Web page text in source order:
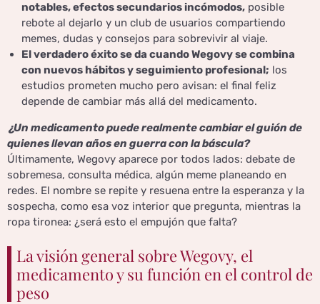
notables, efectos secundarios incómodos, posible
rebote al dejarlo y un club de usuarios compartiendo
memes, dudas y consejos para sobrevivir al viaje.
El verdadero éxito se da cuando Wegovy se combina
con nuevos hábitos y seguimiento profesional; los
estudios prometen mucho pero avisan: el final feliz
depende de cambiar más allá del medicamento.
¿Un medicamento puede realmente cambiar el guión de
quienes llevan años en guerra con la báscula?
Últimamente, Wegovy aparece por todos lados: debate de
sobremesa, consulta médica, algún meme planeando en
redes. El nombre se repite y resuena entre la esperanza y la
sospecha, como esa voz interior que pregunta, mientras la
ropa tironea: ¿será esto el empujón que falta?
La visión general sobre Wegovy, el
medicamento y su función en el control de
peso